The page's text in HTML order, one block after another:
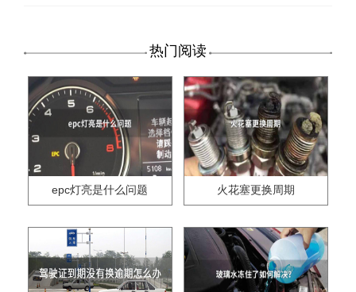
热门阅读
epc灯亮是什么问题 火花塞更换周期